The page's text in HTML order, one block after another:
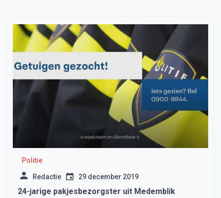
Politie
Redactie 29 december 2019
24-jarige pakjesbezorgster uit Medemblik